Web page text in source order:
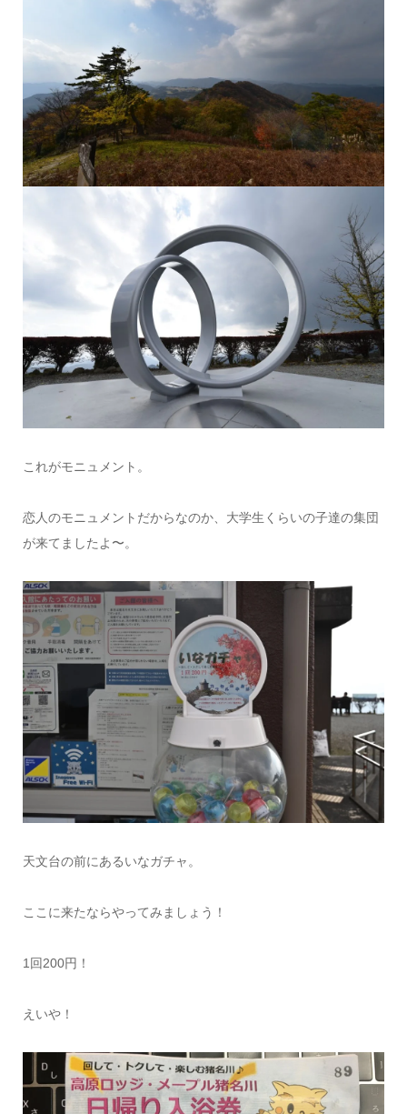
これがモニュメント。
恋人のモニュメントだからなのか、大学生くらいの子達の集団
が来てましたよ〜。
天文台の前にあるいなガチャ。
ここに来たならやってみましょう！
1回200円！
えいや！